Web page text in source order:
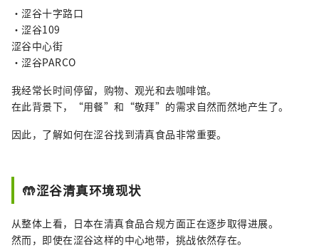
・涩谷十字路口
・涩谷109
涩谷中心街
・涩谷PARCO
我经常长时间停留，购物、观光和去咖啡馆。
在此背景下，“用餐”和“敬拜”的需求自然而然地产生了。
因此，了解如何在涩谷找到清真食品非常重要。
🤲涩谷清真环境现状
从整体上看，日本在清真食品合规方面正在逐步取得进展。
然而，即使在涩谷这样的中心地带，挑战依然存在。